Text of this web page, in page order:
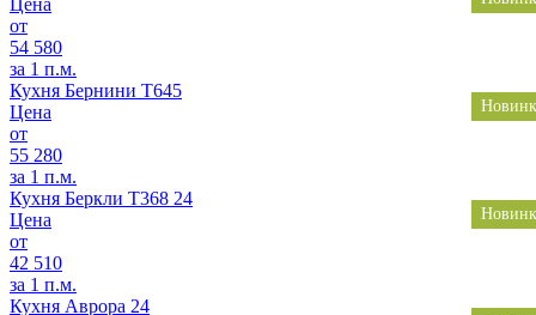
Цена
от
54 580
за 1 п.м.
Кухня Бернини Т645
Цена
от
55 280
за 1 п.м.
Кухня Беркли Т368 24
Цена
от
42 510
за 1 п.м.
Кухня Аврора 24